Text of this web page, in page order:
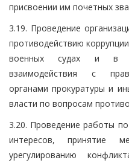
присвоении им почетных
3.19. Проведение
противодействию
военных судах и в
взаимодействия с
органами прокуратуры и
власти по вопросам
3.20. Проведение работы
интересов, принятие
урегулированию